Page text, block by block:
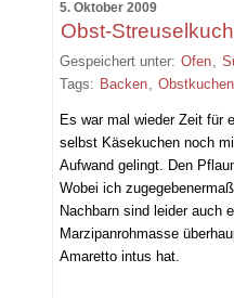
5. Oktober 2009
Obst-
Gespeichert unter: Ofen
Tags: Backen Obstkuchen
Es war mal wieder Zeit für
selbst Käsekuchen noch
Aufwand gelingt. Den
Wobei ich
Nachbarn sind leider auch
Marzipanrohmasse
Amaretto intus hat.